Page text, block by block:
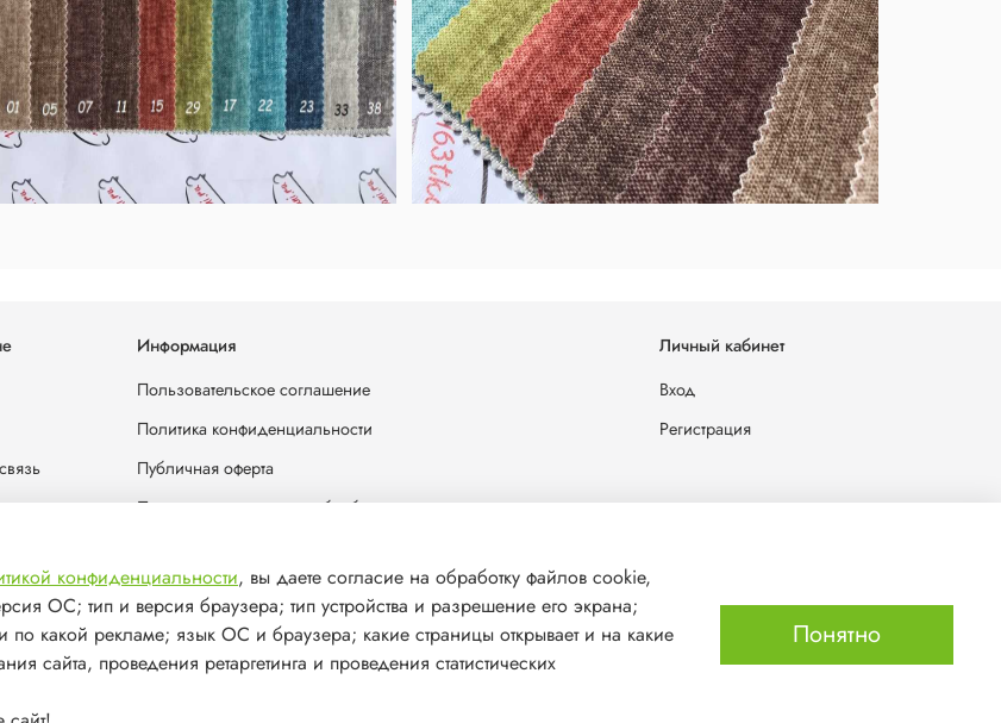
Информация
Пользовательское соглашение
Политика конфиденциальности
Публичная оферта
Политика в отношении обработки персональных данных
Личный кабинет
Вход
Регистрация
конфиденциальности, вы даете согласие на обработку файлов cookie,
ОС; тип и версия браузера; тип устройства и разрешение его экрана;
по какой рекламе; язык ОС и браузера; какие страницы открывает и на какие
сайта, проведения ретаргетинга и проведения статистических
Понятно